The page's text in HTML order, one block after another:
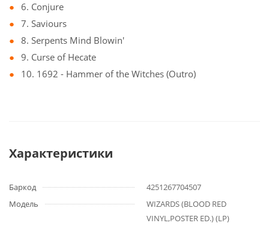
6. Conjure
7. Saviours
8. Serpents Mind Blowin'
9. Curse of Hecate
10. 1692 - Hammer of the Witches (Outro)
Характеристики
Баркод
4251267704507
Модель
WIZARDS (BLOOD RED
VINYL,POSTER ED.) (LP)